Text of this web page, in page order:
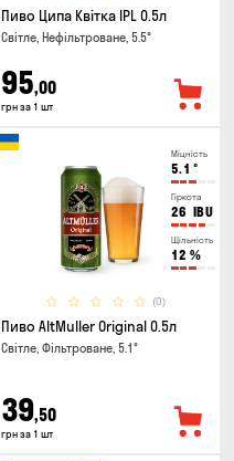
Пиво Ципа Квітка IPL 0.5л
Світле, Нефільтроване, 5.5°
95,00
грн за 1 шт
Міцність
5.1 °
Гіркота
26 IBU
Щільність
12 %
(0)
Пиво AltMuller Original 0.5л
Світле, Фільтроване, 5.1°
39,50
грн за 1 шт